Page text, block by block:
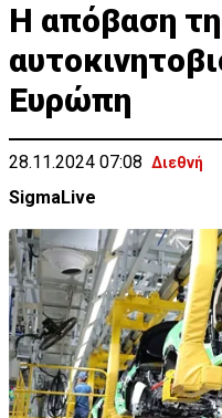
H απόβαση
Ευρώπη
28.11.2024 07:08 Διεθνή
SigmaLive